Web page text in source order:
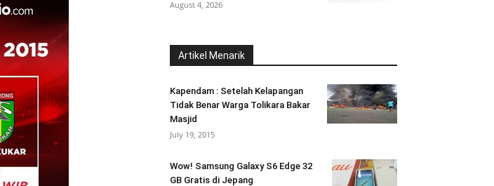
August 4, 2026
Artikel Menarik
Kapendam : Setelah Kelapangan
Tidak Benar Warga Tolikara Bakar
Masjid
July 19, 2015
Wow! Samsung Galaxy S6 Edge 32
GB Gratis di Jepang